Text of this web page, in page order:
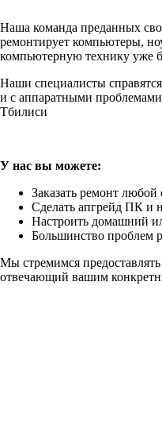
Наша команда преданных
ремонтирует компьютеры,
компьютерную технику уже
Наши специалисты
и с аппаратными
Тбилиси
У нас вы можете:
Заказать ремонт любой
Сделать апгрейд ПК и
Настроить домашний
Большинство проблем
Мы стремимся
отвечающий вашим